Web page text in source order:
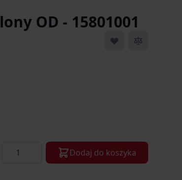
OD - 15801001
Ilość Dodaj do koszyka